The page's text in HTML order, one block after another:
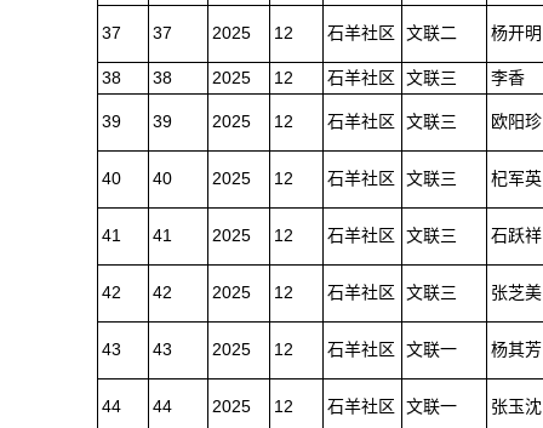
37 37 2025 12 石羊社区 文联二 杨开明
38 38 2025 12 石羊社区 文联三 李香
39 39 2025 12 石羊社区 文联三 欧阳珍
40 40 2025 12 石羊社区 文联三 杞军英
41 41 2025 12 石羊社区 文联三 石跃祥
42 42 2025 12 石羊社区 文联三 张芝美
43 43 2025 12 石羊社区 文联一 杨其芳
44 44 2025 12 石羊社区 文联一 张玉沈